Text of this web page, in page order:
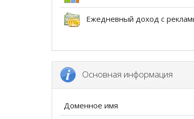
Ежедневный доход с
Основная информация
Доменное имя